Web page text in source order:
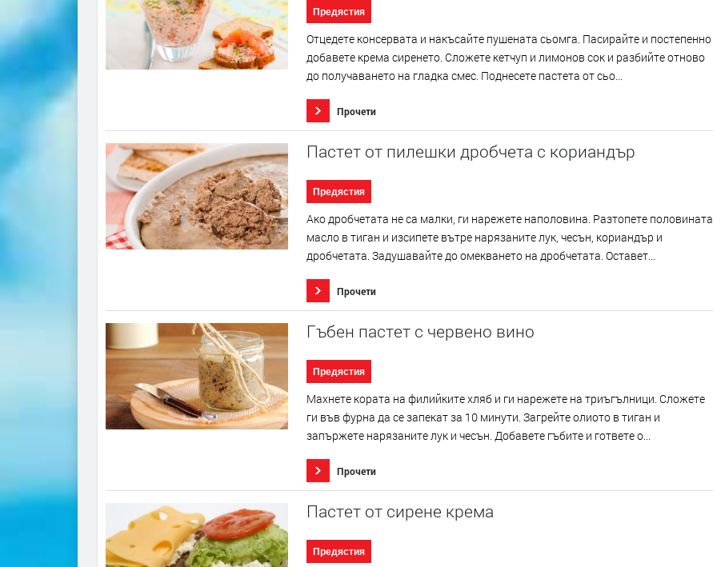
Предястия
Отцедете консервата и накъсайте пушената сьомга. Пасирайте и постепенно
добавете крема сиренето. Сложете кетчуп и лимонов сок и разбийте отново
до получаването на гладка смес. Поднесете пастета от сьо...
Прочети
Пастет от пилешки дробчета с кориандър
Предястия
Ако дробчетата не са малки, ги нарежете наполовина. Разтопете половината
масло в тиган и изсипете вътре нарязаните лук, чесън, кориандър и
дробчетата. Задушавайте до омекването на дробчетата. Оставет...
Прочети
Гъбен пастет с червено вино
Предястия
Махнете кората на филийките хляб и ги нарежете на триъгълници. Сложете
ги във фурна да се запекат за 10 минути. Загрейте олиото в тиган и
запържете нарязаните лук и чесън. Добавете гъбите и гответе о...
Прочети
Пастет от сирене крема
Предястия